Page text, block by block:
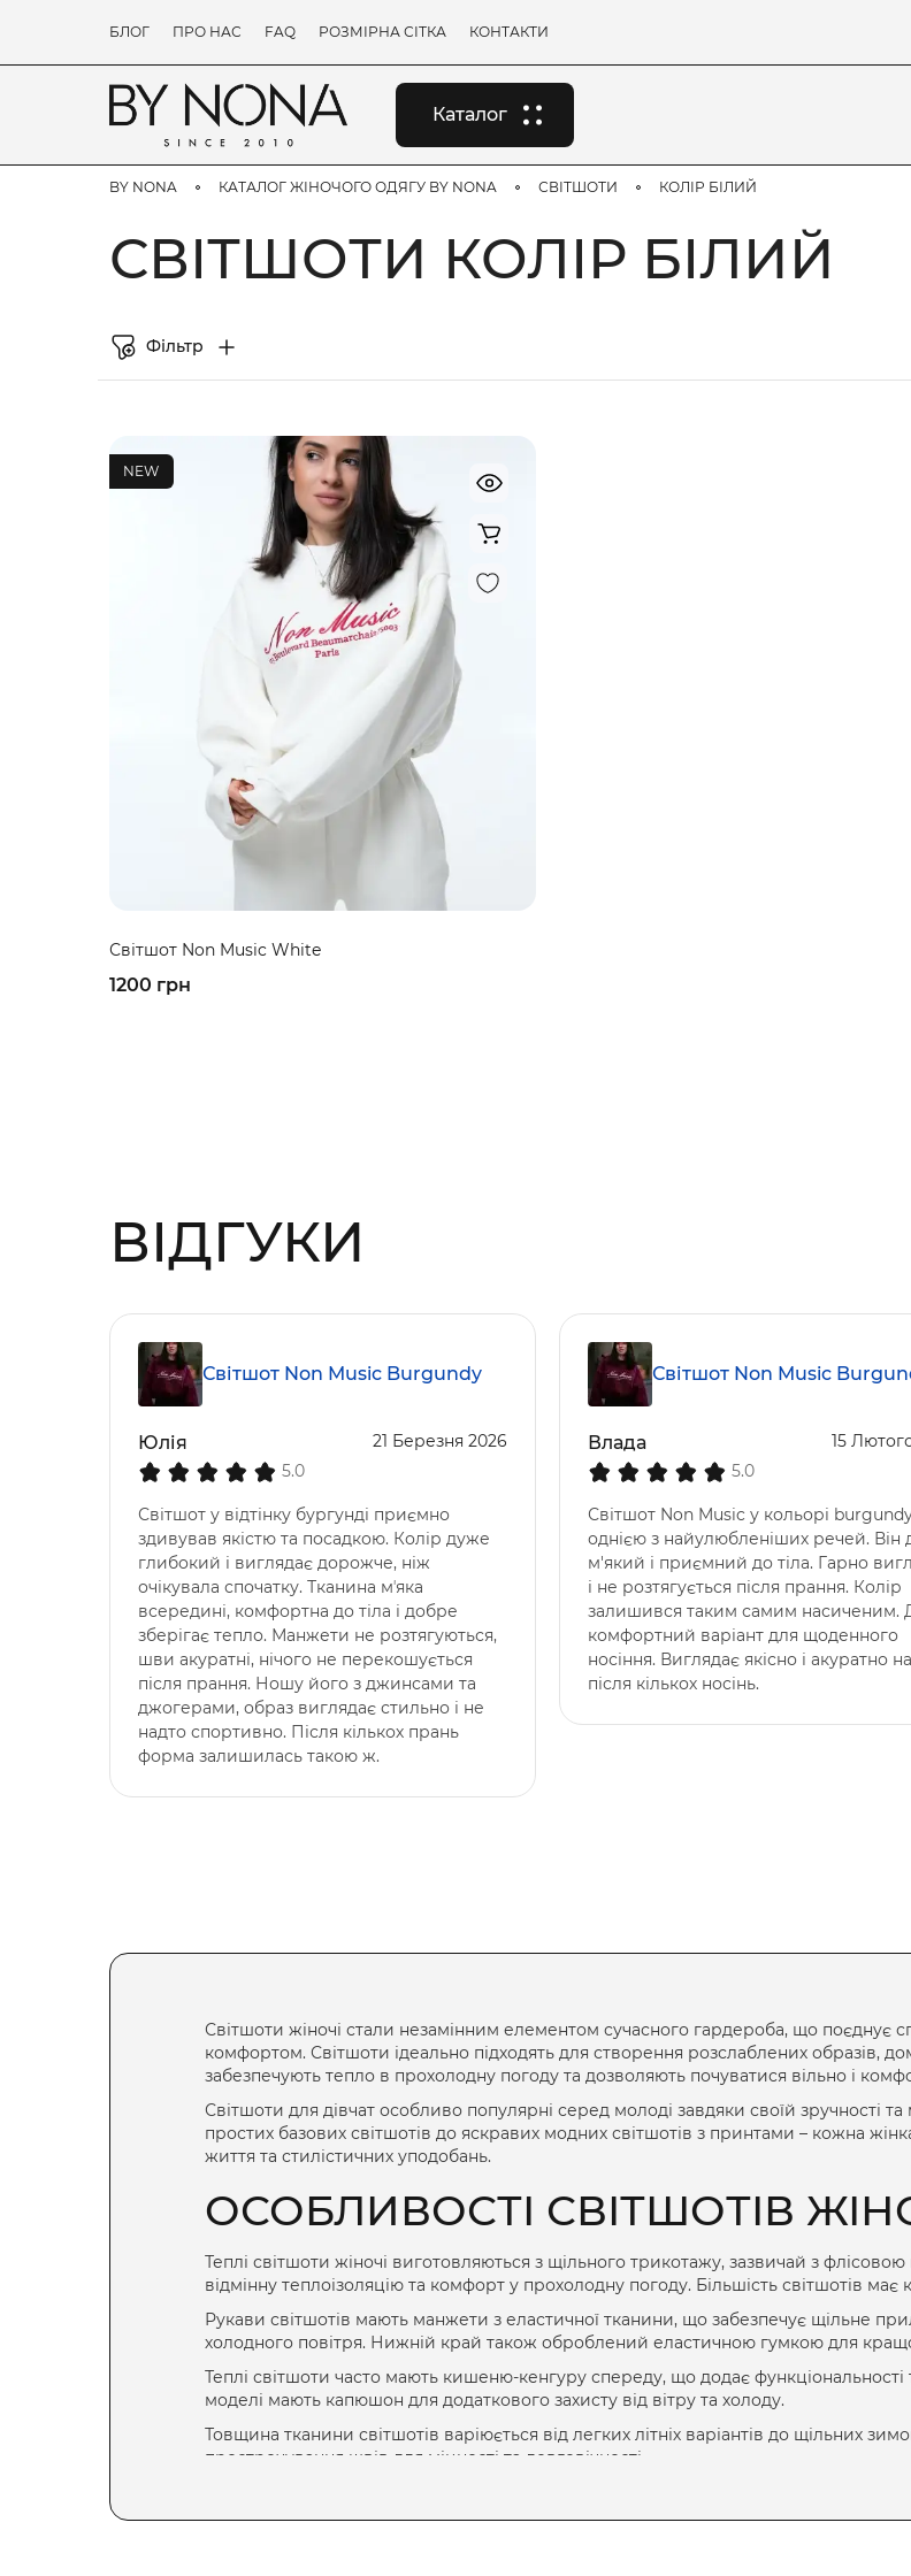
БЛОГ ПРО НАС FAQ РОЗМІРНА СІТКА КОНТАКТИ
Каталог
BY NONA КАТАЛОГ ЖІНОЧОГО ОДЯГУ BY NONA СВІТШОТИ КОЛІР БІЛИЙ
СВІТШОТИ КОЛІР БІЛИЙ
Фільтр
NEW
Світшот Non Music White
1200 грн
ВІДГУКИ
Світшот Non Music Burgundy
Юлія
5.0
21 Березня 2026
Світшот у відтінку бургунді приємно
здивував якістю та посадкою. Колір дуже
глибокий і виглядає дорожче, ніж
очікувала спочатку. Тканина мʼяка
всередині, комфортна до тіла і добре
зберігає тепло. Манжети не розтягуються,
шви акуратні, нічого не перекошується
після прання. Ношу його з джинсами та
джогерами, образ виглядає стильно і не
надто спортивно. Після кількох прань
форма залишилась такою ж.
Світшот Non Music
Влада
5.0
15
Світшот Non Music у кольорі
однією з найулюбленіших речей. Він
м'який і приємний до тіла. Гарно
і не розтягується після прання. Колір
залишився таким самим насиченим.
комфортний варіант для щоденного
носіння. Виглядає якісно і акуратно
після кількох носінь.
Світшоти жіночі стали незамінним елементом сучасного гардероба, що поєднує
комфортом. Світшоти ідеально підходять для створення розслаблених образів,
забезпечують тепло в прохолодну погоду та дозволяють почуватися вільно і
Світшоти для дівчатособливо популярні серед молоді завдяки своїй зручності
простих базових світшотів до яскравих модних світшотів з принтами – кожна
життя та стилістичних уподобань.
ОСОБЛИВОСТІ СВІТШОТІВ
Теплі світшоти жіночі виготовляються з щільного трикотажу, зазвичай з
відмінну теплоізоляцію та комфорт у прохолодну погоду. Більшість світшотів
Рукави світшотів мають манжети з еластичної тканини, що забезпечує щільне
холодного повітря. Нижній край також оброблений еластичною гумкою для
Теплі світшоти часто мають кишеню-кенгуру спереду, що додає
моделі мають капюшон для додаткового захисту від вітру та холоду.
Товщина тканини світшотів варіюється від легких літніх варіантів до щільних
прострочування швів для міцності та довговічності.
РІЗНОВИДИ СВІТШОТІВ ЗА